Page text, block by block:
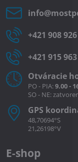
+421 908
+421 915
Otváracie
PO - PIA:9.00 -
SO - NE:
GPS
48,70694°S
21,26198°V
E-shop